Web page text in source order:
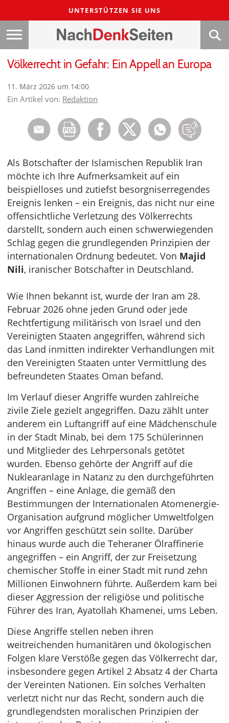
UNTERSTÜTZEN SIE UNS
Völkerrecht in Gefahr: Ein Appell an Europa
11. März 2026 um 14:00
Ein Artikel von: Redaktion
Als Botschafter der Islamischen Republik Iran
möchte ich Ihre Aufmerksamkeit auf ein
beispielloses und zutiefst besorgniserregendes
Ereignis lenken – ein Ereignis, das nicht nur eine
offensichtliche Verletzung des Völkerrechts
darstellt, sondern auch einen schwerwiegenden
Schlag gegen die grundlegenden Prinzipien der
internationalen Ordnung bedeutet. Von Majid
Nili, iranischer Botschafter in Deutschland.
Wie Ihnen bekannt ist, wurde der Iran am 28.
Februar 2026 ohne jeden Grund oder jede
Rechtfertigung militärisch von Israel und den
Vereinigten Staaten angegriffen, während sich
das Land inmitten indirekter Verhandlungen mit
den Vereinigten Staaten unter Vermittlung des
befreundeten Staates Oman befand.
Im Verlauf dieser Angriffe wurden zahlreiche
zivile Ziele gezielt angegriffen. Dazu zählt unter
anderem ein Luftangriff auf eine Mädchenschule
in der Stadt Minab, bei dem 175 Schülerinnen
und Mitglieder des Lehrpersonals getötet
wurden. Ebenso gehörte der Angriff auf die
Nuklearanlage in Natanz zu den durchgeführten
Angriffen – eine Anlage, die gemäß den
Bestimmungen der Internationalen Atomenergie-
Organisation aufgrund möglicher Umweltfolgen
vor Angriffen geschützt sein sollte. Darüber
hinaus wurde auch die Teheraner Ölraffinerie
angegriffen – ein Angriff, der zur Freisetzung
chemischer Stoffe in einer Stadt mit rund zehn
Millionen Einwohnern führte. Außerdem kam bei
dieser Aggression der religiöse und politische
Führer des Iran, Ayatollah Khamenei, ums Leben.
Diese Angriffe stellen neben ihren
weitreichenden humanitären und ökologischen
Folgen klare Verstöße gegen das Völkerrecht dar,
insbesondere gegen Artikel 2 Absatz 4 der Charta
der Vereinten Nationen. Ein solches Verhalten
verletzt nicht nur das Recht, sondern auch die
grundlegendsten moralischen Prinzipien der